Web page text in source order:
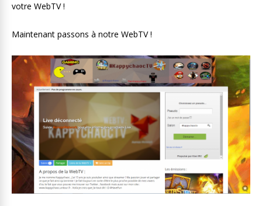
votre WebTV !
Maintenant passons à notre WebTV !